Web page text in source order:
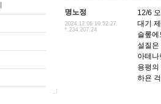
명노정
2024.12.06 10:52:27
*.234.207.24
12/6
대기
슬롶
설질은
아테
용평
하욘